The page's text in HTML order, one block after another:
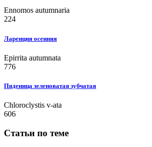
Ennomos autumnaria
224
Ларенция осенняя
Epirrita autumnata
776
Пяденица зеленоватая зубчатая
Chloroclystis v-ata
606
Статьи по теме